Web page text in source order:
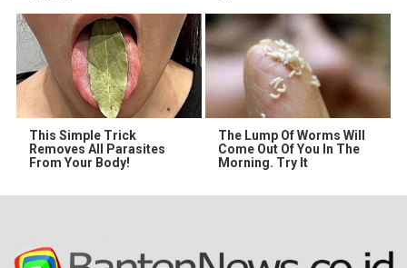
This Simple Trick
Removes All Parasites
From Your Body!
The Lump Of Worms Will
Come Out Of You In The
Morning. Try It